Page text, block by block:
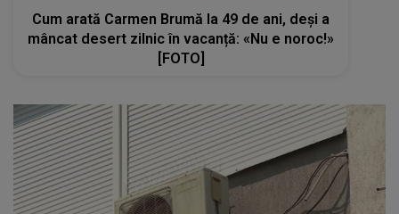
Cum arată Carmen Brumă la 49 de ani, deși a
mâncat desert zilnic în vacanță: «Nu e noroc!»
[FOTO]